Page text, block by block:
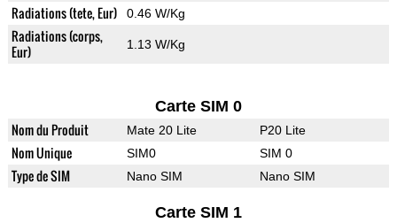
Radiations (tete, Eur) 0.46 W/Kg
Radiations (corps,
Eur)
1.13 W/Kg
Carte SIM 0
Nom du Produit Mate 20 Lite P20 Lite
Nom Unique SIM0 SIM 0
Type de SIM Nano SIM Nano SIM
Carte SIM 1